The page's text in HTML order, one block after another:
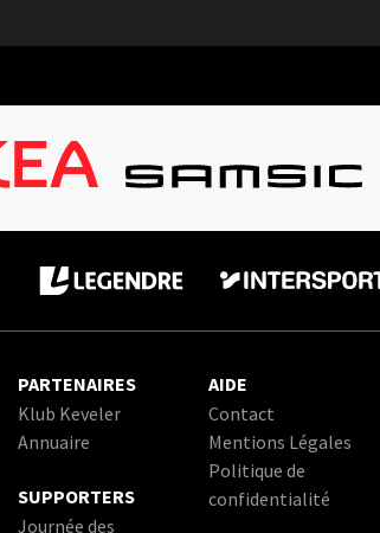
PARTENAIRES
Klub Keveler
Annuaire
SUPPORTERS
Journée des
AIDE
Contact
Mentions Légales
Politique de
confidentialité